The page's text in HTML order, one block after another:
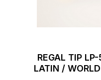
REGAL TIP
LATIN /